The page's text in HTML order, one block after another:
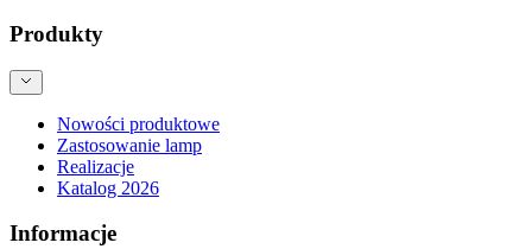
Produkty
Nowości produktowe
Zastosowanie lamp
Realizacje
Katalog 2026
Informacje